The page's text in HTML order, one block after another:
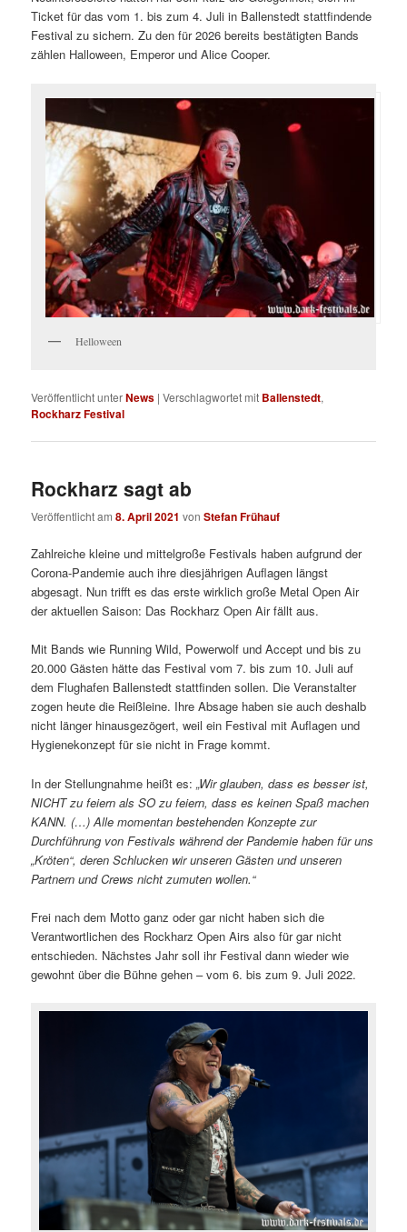
Ticket für das vom 1. bis zum 4. Juli in Ballenstedt stattfindende
Festival zu sichern. Zu den für 2026 bereits bestätigten Bands
zählen Halloween, Emperor und Alice Cooper.
Helloween
Veröffentlicht unterNews |Verschlagwortet mit Ballenstedt,
Rockharz Festival
Rockharz sagt ab
Veröffentlicht am8. April 2021 vonStefan Frühauf
Zahlreiche kleine und mittelgroße Festivals haben aufgrund der
Corona-Pandemie auch ihre diesjährigen Auflagen längst
abgesagt. Nun trifft es das erste wirklich große Metal Open Air
der aktuellen Saison: Das Rockharz Open Air fällt aus.
Mit Bands wie Running Wild, Powerwolf und Accept und bis zu
20.000 Gästen hätte das Festival vom 7. bis zum 10. Juli auf
dem Flughafen Ballenstedt stattfinden sollen. Die Veranstalter
zogen heute die Reißleine. Ihre Absage haben sie auch deshalb
nicht länger hinausgezögert, weil ein Festival mit Auflagen und
Hygienekonzept für sie nicht in Frage kommt.
In der Stellungnahme heißt es:„Wir glauben, dass es besser ist,
NICHT zu feiern als SO zu feiern, dass es keinen Spaß machen
KANN. (…) Alle momentan bestehenden Konzepte zur
Durchführung von Festivals während der Pandemie haben für uns
„Kröten“, deren Schlucken wir unseren Gästen und unseren
Partnern und Crews nicht zumuten wollen.“
Frei nach dem Motto ganz oder gar nicht haben sich die
Verantwortlichen des Rockharz Open Airs also für gar nicht
entschieden. Nächstes Jahr soll ihr Festival dann wieder wie
gewohnt über die Bühne gehen – vom 6. bis zum 9. Juli 2022.